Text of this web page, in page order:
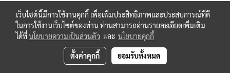
เว็บไซต์นี้มีการใช้งานคุกกี้ เพื่อเพิ่มประสิทธิภาพและประสบการณ์ที่ดี
ในการใช้งานเว็บไซต์ของท่าน ท่านสามารถอ่านรายละเอียดเพิ่มเติม
ได้ที่นโยบายความเป็นส่วนตัว และ นโยบายคุกกี้
ตั้งค่าคุกกี้ ยอมรับทั้งหมด